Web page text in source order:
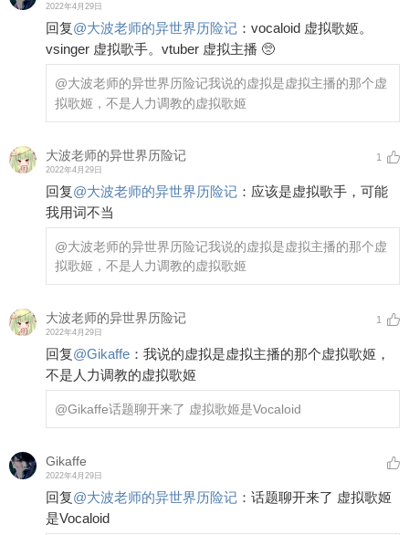
2022年4月29日
回复@大波老师的异世界历险记 ： vocaloid 虚拟歌姬。
vsinger 虚拟歌手。vtuber 虚拟主播 🥺
@大波老师的异世界历险记我说的虚拟是虚拟主播的那个虚
拟歌姬，不是人力调教的虚拟歌姬
大波老师的异世界历险记
2022年4月29日
1
回复@大波老师的异世界历险记 ： 应该是虚拟歌手，可能
我用词不当
@大波老师的异世界历险记我说的虚拟是虚拟主播的那个虚
拟歌姬，不是人力调教的虚拟歌姬
大波老师的异世界历险记
2022年4月29日
1
回复@Gikaffe ： 我说的虚拟是虚拟主播的那个虚拟歌姬，
不是人力调教的虚拟歌姬
@Gikaffe话题聊开来了 虚拟歌姬是Vocaloid
Gikaffe
2022年4月29日
回复@大波老师的异世界历险记 ： 话题聊开来了 虚拟歌姬
是Vocaloid